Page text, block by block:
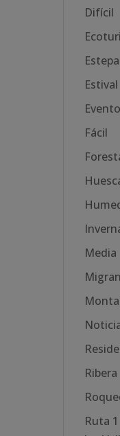
Difícil
Estepa
Estival
Fácil
Media
Ribera
Ruta